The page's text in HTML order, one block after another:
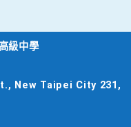
級中學
New Taipei City 231,